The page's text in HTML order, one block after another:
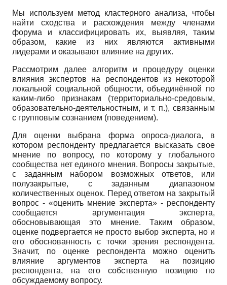
Мы используем метод кластерного анализа, чтобы
найти сходства и расхождения между членами
форума и классифицировать их, выявляя, таким
образом, какие из них являются активными
лидерами и оказывают влияние на других.
Рассмотрим далее алгоритм и процедуру оценки
влияния экспертов на респондентов из некоторой
локальной социальной общности, объединённой по
каким-либо признакам (территориально-средовым,
образовательно-деятельностным, и т. п.), связанным
с групповым сознанием (поведением).
Для оценки выбрана форма опроса-диалога, в
котором респонденту предлагается высказать свое
мнение по вопросу, по которому у глобального
сообщества нет единого мнения. Вопросы закрытые,
с заданным набором возможных ответов, или
полузакрытые, с заданным диапазоном
количественных оценок. Перед ответом на закрытый
вопрос - «оценить мнение эксперта» - респонденту
сообщается аргументация эксперта,
обосновывающая это мнение. Таким образом,
оценке подвергается не просто выбор эксперта, но и
его обоснованность с точки зрения респондента.
Значит, по оценке респондента можно оценить
влияние аргументов эксперта на позицию
респондента, на его собственную позицию по
обсуждаемому вопросу.